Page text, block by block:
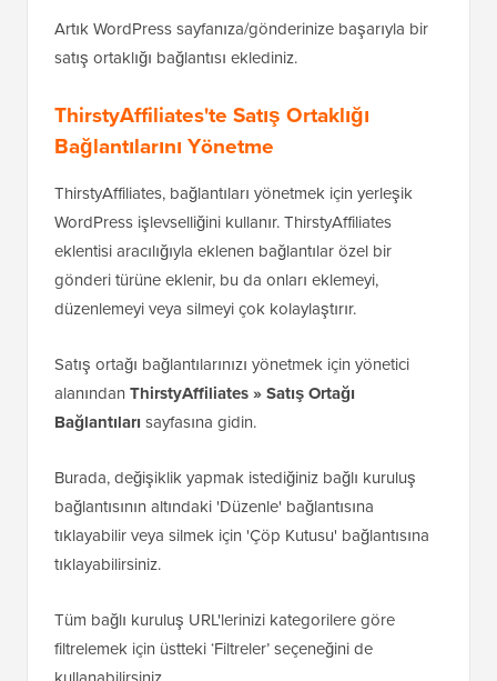
Artık WordPress sayfanıza/gönderinize başarıyla bir
satış ortaklığı bağlantısı eklediniz.
ThirstyAffiliates'te Satış Ortaklığı
Bağlantılarını Yönetme
ThirstyAffiliates, bağlantıları yönetmek için yerleşik
WordPress işlevselliğini kullanır. ThirstyAffiliates
eklentisi aracılığıyla eklenen bağlantılar özel bir
gönderi türüne eklenir, bu da onları eklemeyi,
düzenlemeyi veya silmeyi çok kolaylaştırır.
Satış ortağı bağlantılarınızı yönetmek için yönetici
alanından ThirstyAffiliates » Satış Ortağı
Bağlantıları sayfasına gidin.
Burada, değişiklik yapmak istediğiniz bağlı kuruluş
bağlantısının altındaki 'Düzenle' bağlantısına
tıklayabilir veya silmek için 'Çöp Kutusu' bağlantısına
tıklayabilirsiniz.
Tüm bağlı kuruluş URL'lerinizi kategorilere göre
filtrelemek için üstteki ‘Filtreler’ seçeneğini de